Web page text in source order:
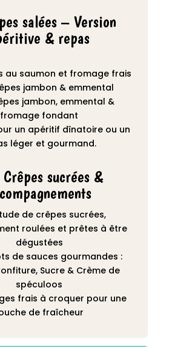
salées – Version
& repas
au saumon et fromage frais
jambon & emmental
jambon, emmental &
fromage fondant
un apéritif dînatoire ou un
léger et gourmand.
sucrées &
de crêpes sucrées,
roulées et prêtes à être
dégustées
de sauces gourmandes :
Sucre & Crème de
spéculoos
frais à croquer pour une
de fraîcheur